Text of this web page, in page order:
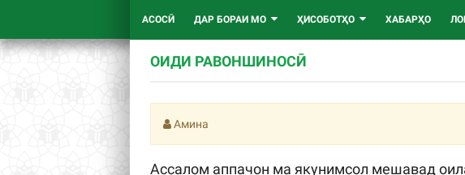
АСОСӢ ДАР БОРАИ МО ҲИСОБОТҲО ХАБАРҲО
ОИДИ РАВОНШИНОСӢ
Амина
Ассалом аппачон ма якунимсол мешавад